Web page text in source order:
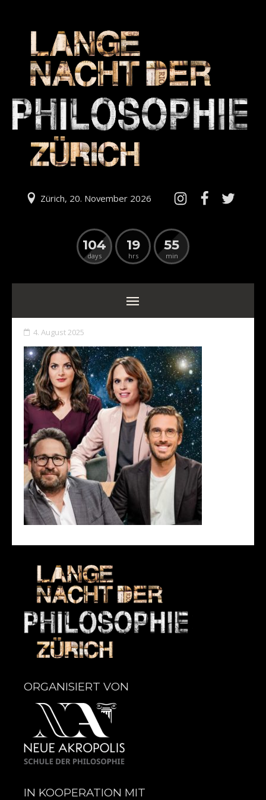
Zürich, 20. November 2026
104
days
19
hrs
55
min
4. August 2025
ORGANISIERT VON
IN KOOPERATION MIT